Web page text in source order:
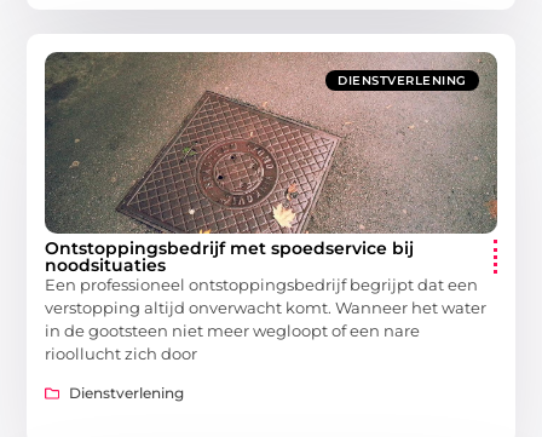
DIENSTVERLENING
Ontstoppingsbedrijf met spoedservice bij
noodsituaties
Een professioneel ontstoppingsbedrijf begrijpt dat een
verstopping altijd onverwacht komt. Wanneer het water
in de gootsteen niet meer wegloopt of een nare
rioollucht zich door
Dienstverlening